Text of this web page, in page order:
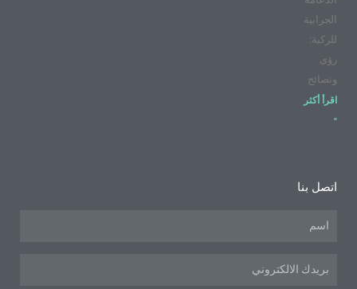
الجرابية
للركبة:
رؤى
ونصائح
اقرأ أكثر
"
اتصل بنا
اسم